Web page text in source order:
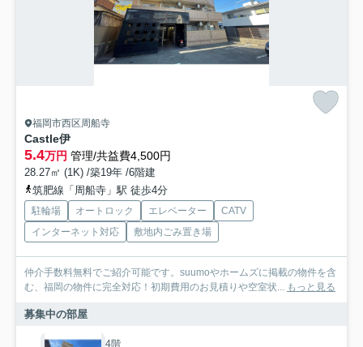
福岡市西区周船寺
Castle伊
5.4万円 管理/共益費4,500円
28.27㎡ (1K) /築19年 /6階建
筑肥線「周船寺」駅 徒歩4分
駐輪場 オートロック エレベーター
CATV
インターネット対応
敷地内ごみ置き場
仲介手数料無料でご紹介可能です。suumoやホームズに掲載の物件を含
む、福岡の物件に完全対応！初期費用のお見積りや空室状...
もっと見る
募集中の部屋
4階